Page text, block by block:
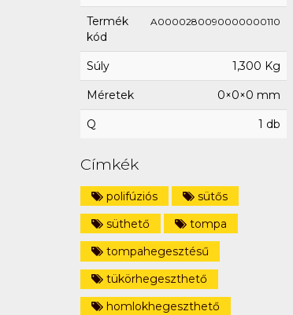
Termék
kód
A0000280090000000110
Súly 1,300 Kg
Méretek 0×0×0 mm
Q 1 db
Címkék
polifúziós
sütős
süthető
tompa
tompahegesztésű
tükörhegeszthető
homlokhegeszthető